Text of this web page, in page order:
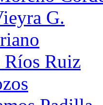
G.
Ríos Ruiz